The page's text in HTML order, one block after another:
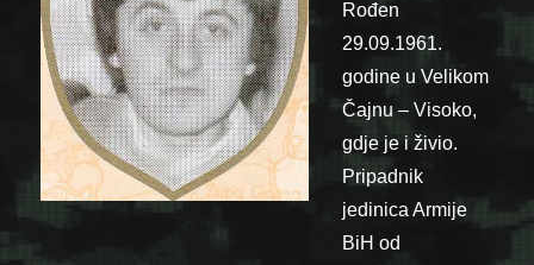
Rođen
29.09.1961.
godine u Velikom
Čajnu – Visoko,
gdje je i živio.
Pripadnik
jedinica Armije
BiH od